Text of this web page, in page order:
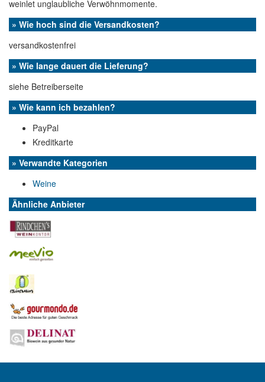
weinlet unglaubliche Verwöhnmomente.
» Wie hoch sind die Versandkosten?
versandkostenfrei
» Wie lange dauert die Lieferung?
siehe Betreiberseite
» Wie kann ich bezahlen?
PayPal
Kreditkarte
» Verwandte Kategorien
Weine
Ähnliche Anbieter